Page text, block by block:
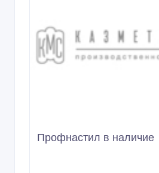
Профнастил в наличие